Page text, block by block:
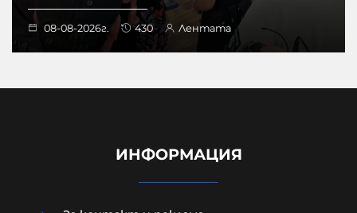
08-08-2026г. 430 Лентата
ИНФОРМАЦИЯ